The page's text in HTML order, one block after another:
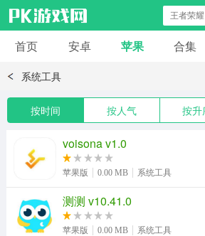
安卓应用
冒险解谜 赛车游戏
动作射击
首页 安卓 苹果 合集
系统工具
按时间 按人气 按升
voisona v1.0
苹果版 0.00 MB 系统工具
测测 v10.41.0
苹果版 0.00 MB 系统工具